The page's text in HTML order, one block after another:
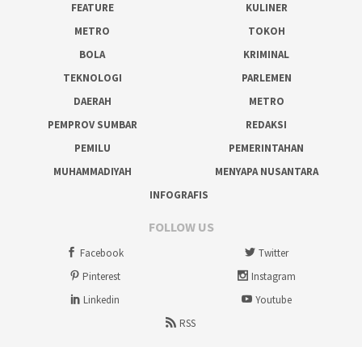
FEATURE
KULINER
METRO
TOKOH
BOLA
KRIMINAL
TEKNOLOGI
PARLEMEN
DAERAH
METRO
PEMPROV SUMBAR
REDAKSI
PEMILU
PEMERINTAHAN
MUHAMMADIYAH
MENYAPA NUSANTARA
INFOGRAFIS
FOLLOW US
Facebook
Twitter
Pinterest
Instagram
Linkedin
Youtube
RSS